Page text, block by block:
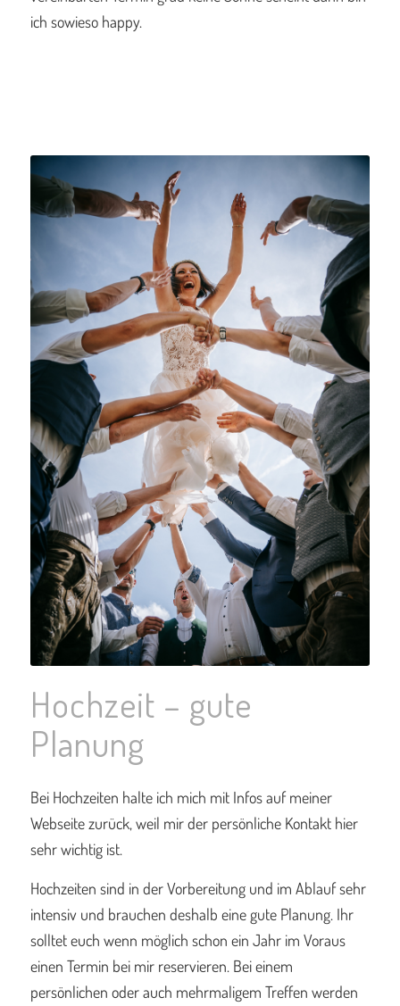
ich sowieso happy.
Hochzeit – gute
Planung
Bei Hochzeiten halte ich mich mit Infos auf meiner
Webseite zurück, weil mir der persönliche Kontakt hier
sehr wichtig ist.
Hochzeiten sind in der Vorbereitung und im Ablauf sehr
intensiv und brauchen deshalb eine gute Planung. Ihr
solltet euch wenn möglich schon ein Jahr im Voraus
einen Termin bei mir reservieren. Bei einem
persönlichen oder auch mehrmaligem Treffen werden